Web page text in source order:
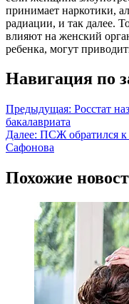
принимает наркотики,
радиации, и так далее.
влияют на женский
ребенка, могут
Навигация по
Предыдущая: Росстат
бакалавриата
Далее: ПСЖ обратился к
Сафонова
Похожие